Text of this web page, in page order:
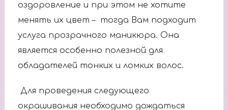
оздоровление и при этом не хотите
менять их цвет – тогда Вам подходит
услуга прозрачного маникюра. Она
является особенно полезной для
обладателей тонких и ломких волос.
Для проведения следующего
окрашивания необходимо дождаться